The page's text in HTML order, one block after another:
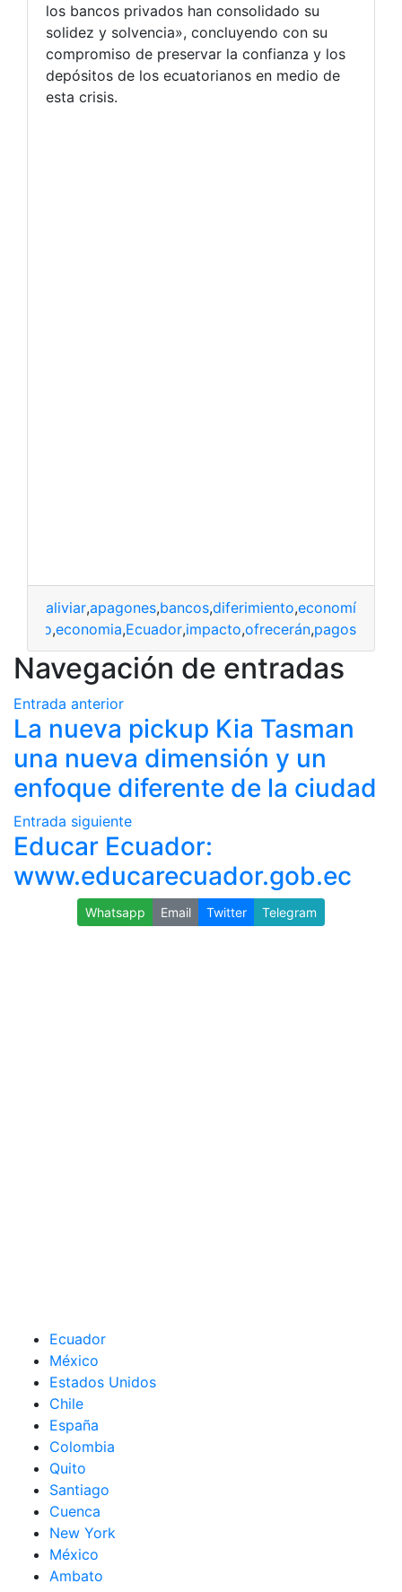
los bancos privados han consolidado su
solidez y solvencia», concluyendo con su
compromiso de preservar la confianza y los
depósitos de los ecuatorianos en medio de
esta crisis.
aliviar,apagones,bancos,diferimiento,economía
,economia,Ecuador,impacto,ofrecerán,pagos
Navegación de entradas
Entrada anterior
La nueva pickup Kia Tasman
una nueva dimensión y un
enfoque diferente de la ciudad
Entrada siguiente
Educar Ecuador:
www.educarecuador.gob.ec
Whatsapp Email Twitter Telegram
Ecuador
México
Estados Unidos
Chile
España
Colombia
Quito
Santiago
Cuenca
New York
México
Ambato